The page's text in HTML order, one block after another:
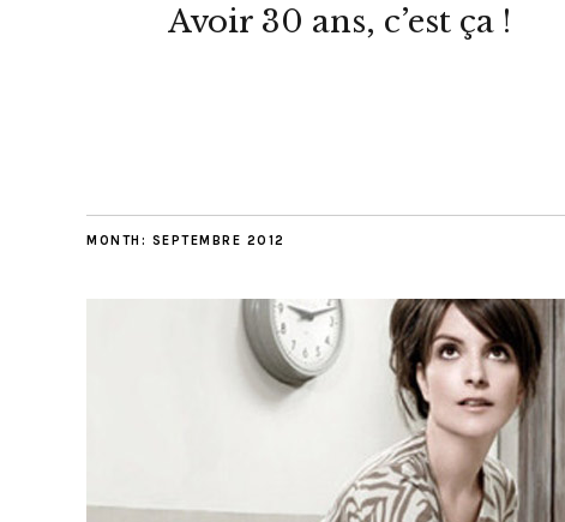
Avoir 30 ans, c’est ça !
MONTH: SEPTEMBRE 2012